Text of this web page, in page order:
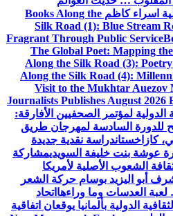
اسراء كاظم Books Along the
Silk Road (1): Blue Stream
Fragrant Through Public Service
The Global Poet: Mapping
Along the Silk Road (3):
Along the Silk Road (4):
Visit to the Mukhtar Auezov
Journalists Publishes August
لمؤتمر الصحفيين الأفارقة:
للدورة السادسة لمهرجان طريق
كازاخستاندراسة نقدية جديدة
عوشة بنت خليفة السويديمشاركة
الشعوب الأصلية لأمريكا
أبو اليزيد بوسام حركة الشعر
العدسات وما وراءها اتحاد
الدولية بألمانيا يوقعان اتفاقية